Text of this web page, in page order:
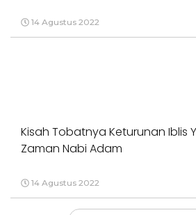
14 Agustus 2022
Kisah Tobatnya Keturunan Iblis
Zaman Nabi Adam
14 Agustus 2022